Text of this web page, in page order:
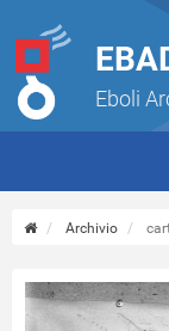
Eboli
Archivio